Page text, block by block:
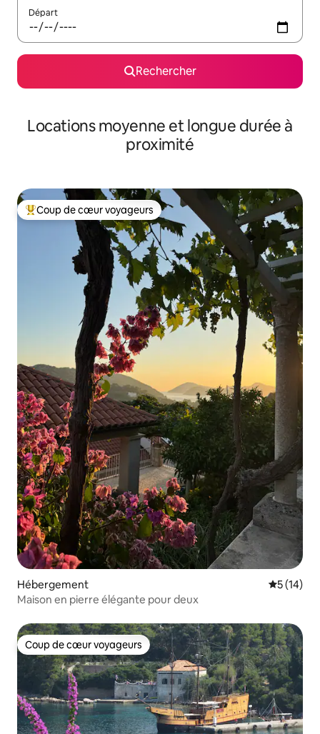
Départ
Rechercher
Locations moyenne et longue durée à
proximité
Coups de cœur voyageurs les plus appréciés
Coup de cœur voyageurs
Hébergement
5 (14)
Maison en pierre élégante pour deux
Coup de cœur voyageurs
Coup de cœur voyageurs